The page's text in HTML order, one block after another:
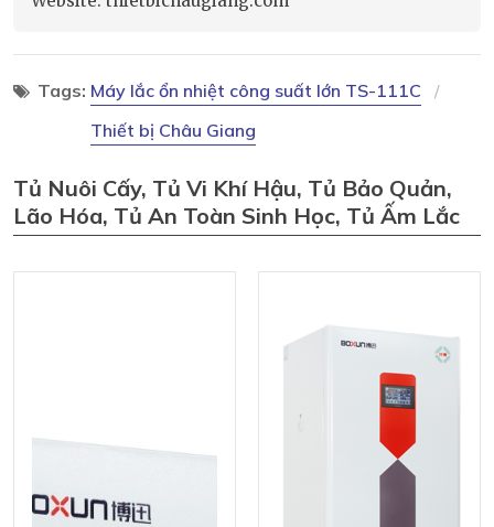
Tags: Máy lắc ổn nhiệt công suất lớn TS-111C
Thiết bị Châu Giang
Tủ Nuôi Cấy, Tủ Vi Khí Hậu, Tủ Bảo Quản,
Lão Hóa, Tủ An Toàn Sinh Học, Tủ Ấm Lắc